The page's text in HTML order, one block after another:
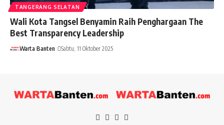
TANGERANG SELATAN
Wali Kota Tangsel Benyamin Raih Penghargaan The
Best Transparency Leadership
Warta Banten Sabtu, 11 Oktober 2025